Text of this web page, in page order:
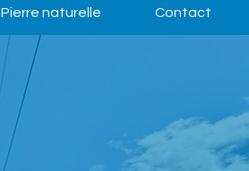
Pierre naturelle Contact